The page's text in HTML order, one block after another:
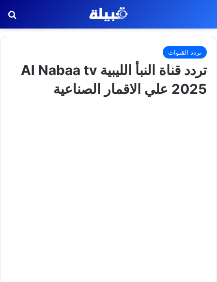
تردد القنوات
تردد قناة النبأ الليبية Al Nabaa tv
2025 علي الاقمار الصناعية